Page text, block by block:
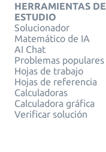
HERRAMIENTAS DE
ESTUDIO
Solucionador
Matemático de IA
AI Chat
Problemas populares
Hojas de trabajo
Hojas de referencia
Calculadoras
Calculadora gráfica
Verificar solución